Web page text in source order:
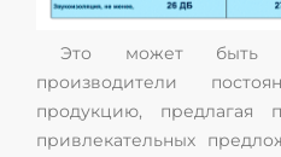
Это может быть
производители
продукцию, предлагая
привлекательных